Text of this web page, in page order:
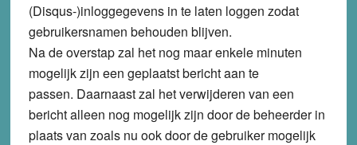
(Disqus-)inloggegevens in te laten loggen zodat
gebruikersnamen behouden blijven.
Na de overstap zal het nog maar enkele minuten
mogelijk zijn een geplaatst bericht aan te
passen. Daarnaast zal het verwijderen van een
bericht alleen nog mogelijk zijn door de beheerder in
plaatsvan zoals nu ook door de gebruiker mogelijk